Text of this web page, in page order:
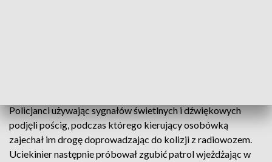
Policjanci używając sygnałów świetlnych i dźwiękowych
podjęli pościg, podczas którego kierujący osobówką
zajechał im drogę doprowadzając do kolizji z radiowozem.
Uciekinier następnie próbował zgubić patrol wjeżdżając w